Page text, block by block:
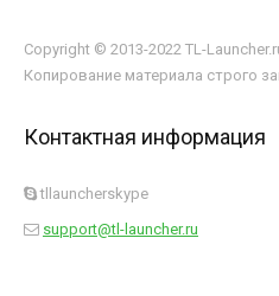
Copyright © 2013-2022 TL-
Копирование материала строго
Контактная информация
tllauncherskype
support@tl-launcher.ru